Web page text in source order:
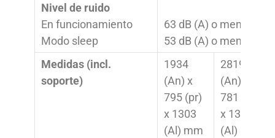
Nivel de ruido
En funcionamiento
Modo sleep
63 dB (A) o menos
53 dB (A) o menos
Medidas (incl.
soporte)
1934
(An) x
795 (pr)
x 1303
(Al) mm
2819
(An) x
781 (pr)
x 1316
(Al) mm